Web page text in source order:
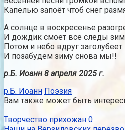
Капелью запоёт чтоб снег
А солнце в воскресенье
И дождик смоет все следы
Потом и небо вдруг заголубеет.
И позабудем зиму снова мы!!
р.Б. Иоанн 8 апреля 2025 г.
р.Б. Иоанн Поэзия
Вам также может быть
Творчество прихожан 0